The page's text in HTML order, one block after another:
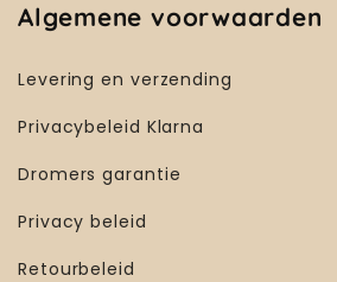
Algemene voorwaarden
Levering en verzending
Privacybeleid Klarna
Dromers garantie
Privacy beleid
Retourbeleid